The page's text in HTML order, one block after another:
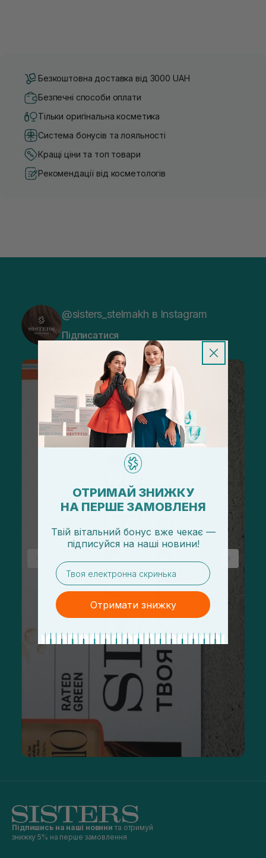
Безкоштовна доставка від 3000 UAH
Безпечні способи оплати
Тільки оригінальна косметика
Система бонусів та лояльності
Кращі ціни та топ товари
Рекомендації від косметологів
@sisters_stelmakh в Instagram
Підписатися
Підпишись на наші новини та отримуй
знижку 5% на перше замовлення
ОТРИМАЙ ЗНИЖКУ
НА ПЕРШЕ ЗАМОВЛЕНЯ
Твій вітальний бонус вже чекає —
підписуйся на наші новини!
email
Отримати знижку